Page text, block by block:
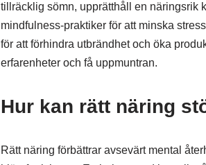
tillräcklig sömn, upprätthåll en näringsrik
mindfulness-praktiker för att minska
för att förhindra utbrändhet och öka
erfarenheter och få uppmuntran.
Hur kan rätt näring
Rätt näring förbättrar avsevärt mental